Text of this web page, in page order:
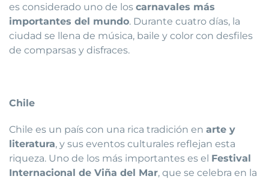
es considerado uno de los carnavales más
importantes del mundo. Durante cuatro días, la
ciudad se llena de música, baile y color con desfiles
de comparsas y disfraces.
Chile
Chile es un país con una rica tradición en arte y
literatura, y sus eventos culturales reflejan esta
riqueza. Uno de los más importantes es el Festival
Internacional de Viña del Mar, que se celebra en la